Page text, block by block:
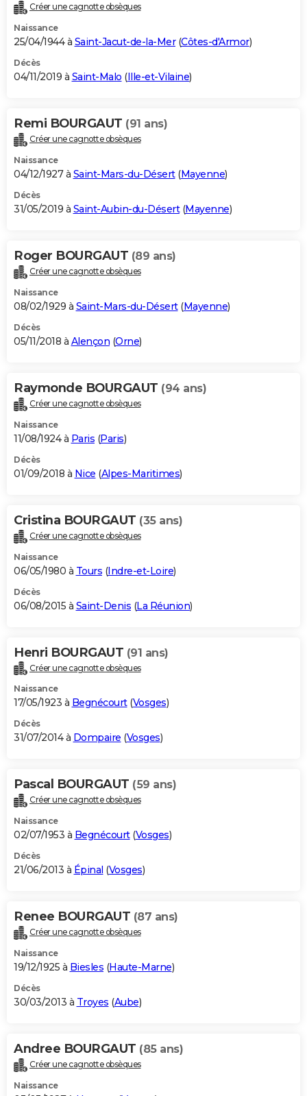
Créer une cagnotte obsèques
Naissance
25/04/1944 à Saint-Jacut-de-la-Mer(Côtes-d'Armor)
Décès
04/11/2019 à Saint-Malo (Ille-et-Vilaine)
Remi BOURGAUT (91 ans)
Créer une cagnotte obsèques
Naissance
04/12/1927 à Saint-Mars-du-Désert(Mayenne)
Décès
31/05/2019 à Saint-Aubin-du-Désert(Mayenne)
Roger BOURGAUT (89 ans)
Créer une cagnotte obsèques
Naissance
08/02/1929 à Saint-Mars-du-Désert(Mayenne)
Décès
05/11/2018 à Alençon (Orne)
Raymonde BOURGAUT (94 ans)
Créer une cagnotte obsèques
Naissance
11/08/1924 à Paris (Paris)
Décès
01/09/2018 à Nice (Alpes-Maritimes)
Cristina BOURGAUT (35 ans)
Créer une cagnotte obsèques
Naissance
06/05/1980 à Tours (Indre-et-Loire)
Décès
06/08/2015 à Saint-Denis (La Réunion)
Henri BOURGAUT (91 ans)
Créer une cagnotte obsèques
Naissance
17/05/1923 à Begnécourt(Vosges)
Décès
31/07/2014 à Dompaire (Vosges)
Pascal BOURGAUT (59 ans)
Créer une cagnotte obsèques
Naissance
02/07/1953 à Begnécourt(Vosges)
Décès
21/06/2013 à Épinal (Vosges)
Renee BOURGAUT (87 ans)
Créer une cagnotte obsèques
Naissance
19/12/1925 à Biesles (Haute-Marne)
Décès
30/03/2013 à Troyes (Aube)
Andree BOURGAUT (85 ans)
Créer une cagnotte obsèques
Naissance